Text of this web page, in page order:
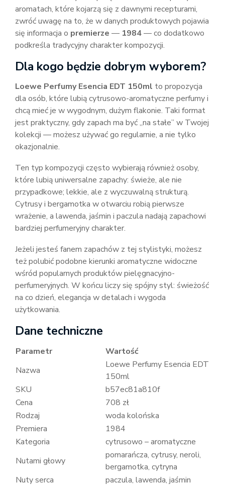
aromatach, które kojarzą się z dawnymi recepturami,
zwróć uwagę na to, że w danych produktowych pojawia
się informacja o premierze — 1984— co dodatkowo
podkreśla tradycyjny charakter kompozycji.
Dla kogo będzie dobrym wyborem?
Loewe Perfumy Esencia EDT 150ml to propozycja
dla osób, które lubią cytrusowo-aromatyczne perfumy i
chcą mieć je w wygodnym, dużym flakonie. Taki format
jest praktyczny, gdy zapach ma być „na stałe” w Twojej
kolekcji — możesz używać go regularnie, a nie tylko
okazjonalnie.
Ten typ kompozycji często wybierają również osoby,
które lubią uniwersalne zapachy: świeże, ale nie
przypadkowe; lekkie, ale z wyczuwalną strukturą.
Cytrusy i bergamotka w otwarciu robią pierwsze
wrażenie, a lawenda, jaśmin i paczula nadają zapachowi
bardziej perfumeryjny charakter.
Jeżeli jesteś fanem zapachów z tej stylistyki, możesz
też polubić podobne kierunki aromatyczne widoczne
wśród popularnych produktów pielęgnacyjno-
perfumeryjnych. W końcu liczy się spójny styl: świeżość
na co dzień, elegancja w detalach i wygoda
użytkowania.
Dane techniczne
Parametr
Wartość
Nazwa
Loewe Perfumy Esencia EDT
150ml
SKU
b57ec81a810f
Cena
708 zł
Rodzaj
woda kolońska
Premiera
1984
Kategoria
cytrusowo – aromatyczne
Nutami głowy
pomarańcza, cytrusy, neroli,
bergamotka, cytryna
Nuty serca
paczula, lawenda, jaśmin